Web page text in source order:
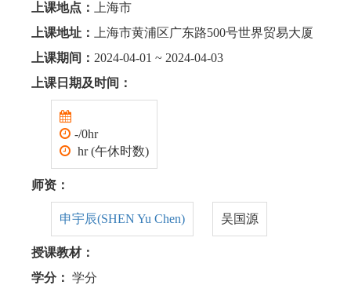
上课地点：
上海市
上课地址：
上海市黄浦区广东路500号世界贸易大厦
上课期间： 2024-04-01 ~ 2024-04-03
上课日期及时间：
-/0hr
hr (午休时数)
师资：
申宇辰(SHEN Yu Chen) 吴国源
授课教材：
学分： 学分